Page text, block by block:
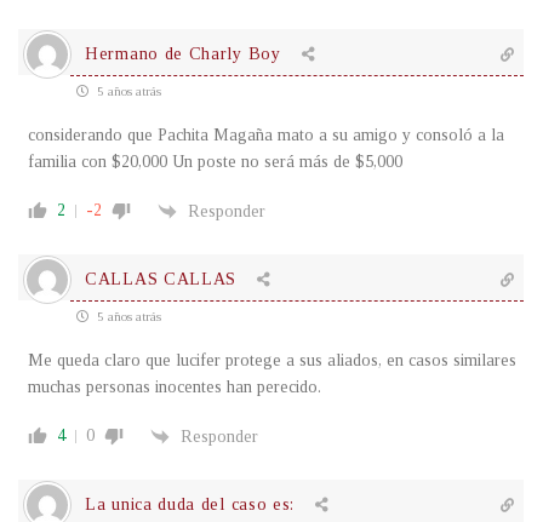
Hermano de Charly Boy
5 años atrás
considerando que Pachita Magaña mato a su amigo y consoló a la
familia con $20,000 Un poste no será más de $5,000
2 -2 Responder
CALLAS CALLAS
5 años atrás
Me queda claro que lucifer protege a sus aliados, en casos similares
muchas personas inocentes han perecido.
4 0 Responder
La unica duda del caso es: